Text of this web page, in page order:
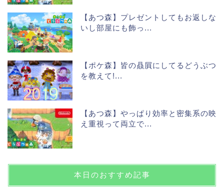
【あつ森】プレゼントしてもお返しな
いし部屋にも飾っ...
【ポケ森】皆の贔屓にしてるどうぶつ
を教えて!...
【あつ森】やっぱり効率と密集系の映
え重視って両立で...
本日のおすすめ記事